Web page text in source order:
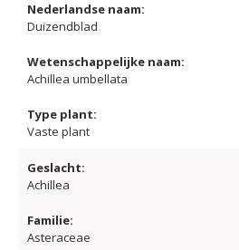
Nederlandse naam:
Duizendblad
Wetenschappelijke naam:
Achillea umbellata
Type plant:
Vaste plant
Geslacht:
Achillea
Familie:
Asteraceae